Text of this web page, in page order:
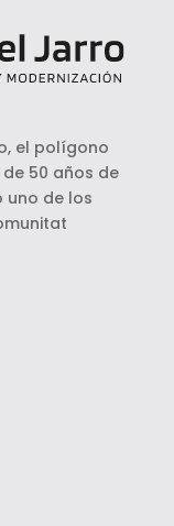
el polígono
50 años de
uno de los